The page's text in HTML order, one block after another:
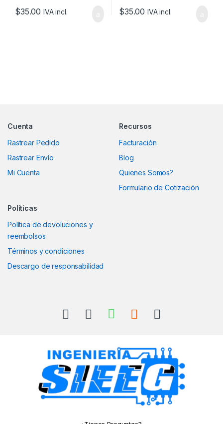
$35.00 IVA incl. $35.00 IVA incl.
Cuenta
Rastrear Pedido
Rastrear Envío
Mi Cuenta
Recursos
Facturación
Blog
Quienes Somos?
Formulario de Cotización
Políticas
Política de devoluciones y
reembolsos
Términos y condiciones
Descargo de responsabilidad